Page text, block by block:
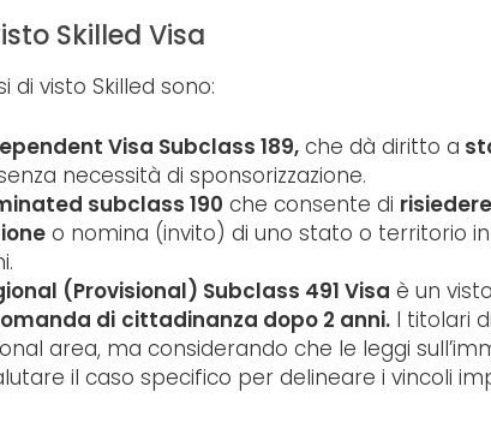
Skilled Visa
di visto Skilled sono:
Visa Subclass 189, che dà diritto a
necessità di sponsorizzazione.
subclass 190 che consente di
o nomina (invito) di uno stato o territorio
(Provisional) Subclass 491 Visa è un
di cittadinanza dopo 2 anni. I titolari
area, ma considerando che le leggi
il caso specifico per delineare i vincoli